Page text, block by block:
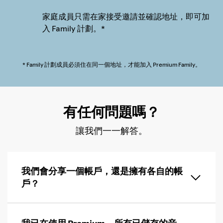
家庭成員只需在家接受邀請並確認地址，即可加
入 Family 計劃。*
* Family 計劃成員必須住在同一個地址，才能加入 Premium Family。
有任何問題嗎？
讓我們一一解答。
我們會分享一個帳戶，還是擁有各自的帳
戶？